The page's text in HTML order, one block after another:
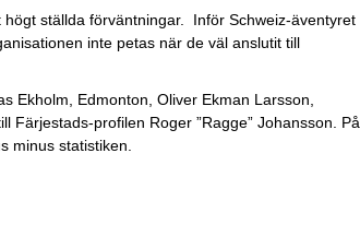
ställda förväntningar. Inför Schweiz-äventyret
inte petas när de väl anslutit till
Ekholm, Edmonton, Oliver Ekman Larsson,
Färjestads-profilen Roger ”Ragge” Johansson. På
minus statistiken.